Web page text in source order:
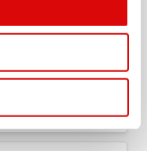
Rek: 129,00 kr